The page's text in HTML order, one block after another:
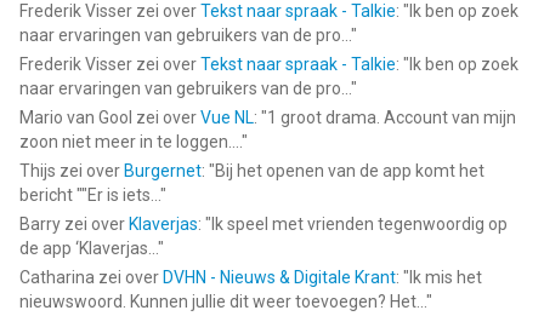
Frederik Visser zei overTekst naar spraak - Talkie: " Ik ben op zoek
naar ervaringen van gebruikers van de pro... "
Frederik Visser zei overTekst naar spraak - Talkie: " Ik ben op zoek
naar ervaringen van gebruikers van de pro... "
Mario van Gool zei overVue NL: "1 groot drama. Account van mijn
zoon niet meer in te loggen.... "
Thijs zei over Burgernet: "Bij het openen van de app komt het
bericht ""Er is iets... "
Barry zei over Klaverjas: " Ik speel met vrienden tegenwoordig op
de app ‘Klaverjas... "
Catharina zei over DVHN - Nieuws & Digitale Krant: " Ik mis het
nieuwswoord. Kunnen jullie dit weer toevoegen? Het... "